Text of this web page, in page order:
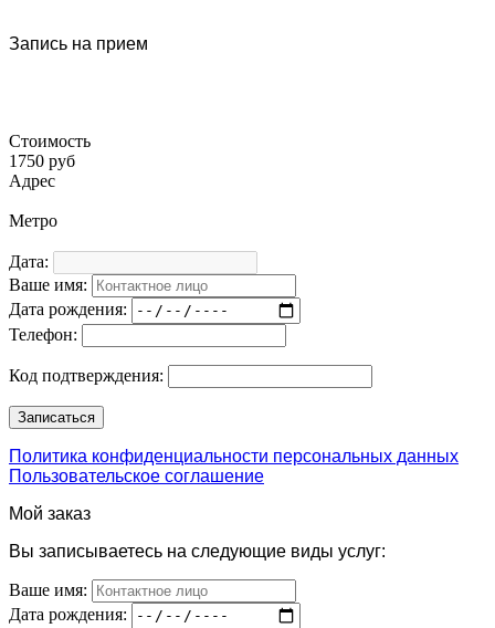
Запись на прием
Стоимость
1750 руб
Адрес
Метро
Дата:
Ваше имя:
Дата рождения:
Телефон:
Код подтверждения:
Политика конфиденциальности персональных данных
Пользовательское соглашение
Мой заказ
Вы записываетесь на следующие виды услуг:
Ваше имя:
Дата рождения: